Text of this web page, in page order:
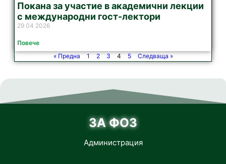
Покана за участие в академични лекции
с международни гост-лектори
29 04 2026
Повече
« Предна
1 2 3 4 5 Следваща »
ЗА ФОЗ
Администрация